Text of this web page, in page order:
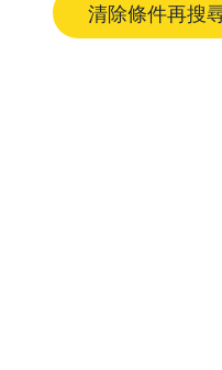
清除條件再搜